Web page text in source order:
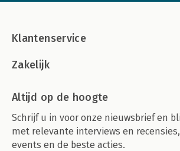
Klantenservice
Zakelijk
Altijd op de hoogte
Schrijf u in voor onze nieuwsbrief en
met relevante interviews en
events en de beste acties.